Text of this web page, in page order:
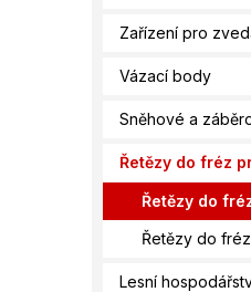
Zařízení pro
Vázací body
Sněhové a
Řetězy do fréz
Řetězy do
Řetězy do
Lesní